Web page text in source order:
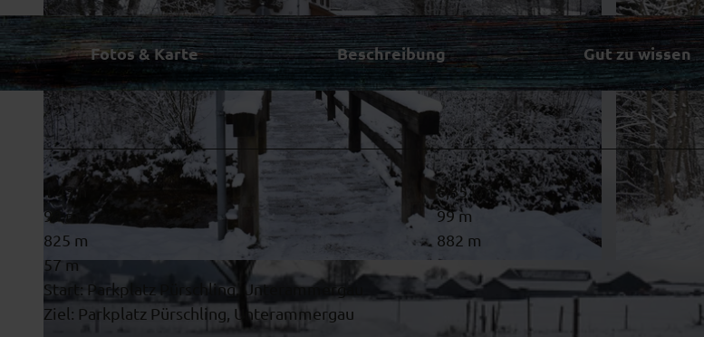
© Ammergauer Alpen GmbH
Fotos & Karte Beschreibung Gut zu wissen
1:43 h
6,65 km
99 m
99 m
825 m
882 m
57 m
Start: Parkplatz Pürschling, Unterammergau
Ziel: Parkplatz Pürschling, Unterammergau